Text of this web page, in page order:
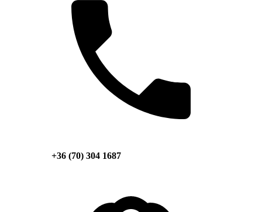
+36 (70) 304 1687